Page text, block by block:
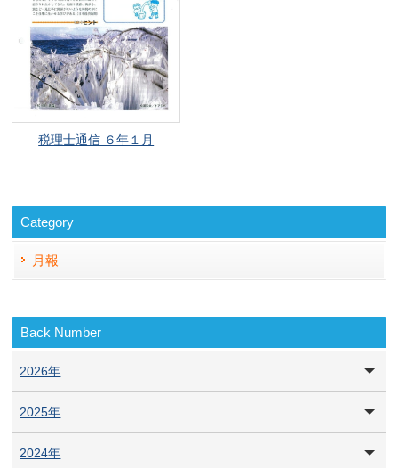
税理士通信 ６年１月
Category
月報
Back Number
2026年
2025年
2024年